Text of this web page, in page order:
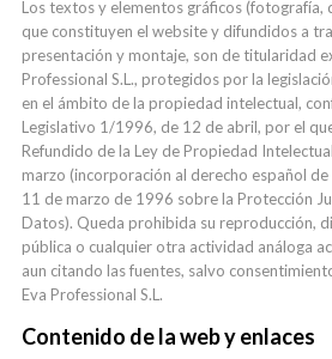
Los textos y elementos gráficos (fotografía,
que constituyen el website y difundidos a
presentación y montaje, son de titularidad
Professional S.L., protegidos por la
en el ámbito de la propiedad intelectual,
Legislativo 1/1996, de 12 de abril, por el
Refundido de la Ley de Propiedad
marzo (incorporación al derecho español
11 de marzo de 1996 sobre la Protección
Datos). Queda prohibida su reproducción,
pública o cualquier otra actividad análoga
aun citando las fuentes, salvo
Eva Professional S.L.
Contenido de la web y enlaces